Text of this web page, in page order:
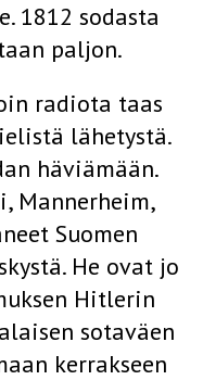
1812 sodasta
paljon.
radiota taas
lähetystä.
häviämään.
Mannerheim,
Suomen
He ovat jo
Hitlerin
sotaväen
kerrakseen